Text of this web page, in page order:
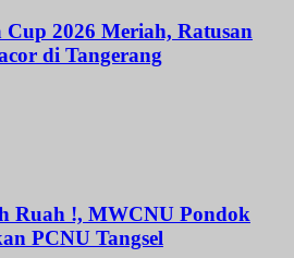
2026 Meriah, Ratusan
di Tangerang
Ruah !, MWCNU Pondok
PCNU Tangsel